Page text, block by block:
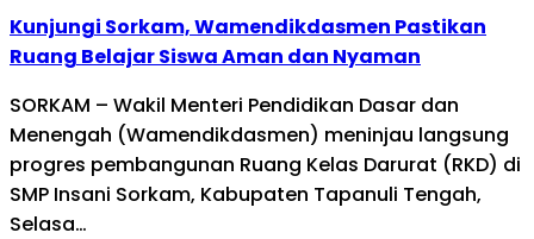
Kunjungi Sorkam, Wamendikdasmen Pastikan
Ruang Belajar Siswa Aman dan Nyaman
SORKAM – Wakil Menteri Pendidikan Dasar dan
Menengah (Wamendikdasmen) meninjau langsung
progres pembangunan Ruang Kelas Darurat (RKD) di
SMP Insani Sorkam, Kabupaten Tapanuli Tengah,
Selasa…